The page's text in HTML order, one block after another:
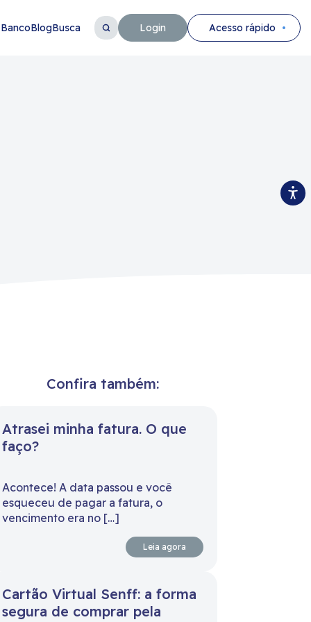
BlogBusca Login Acesso rápido
Confira também:
Atrasei minha fatura. O que
faço?
Acontece! A data passou e você
esqueceu de pagar a fatura, o
vencimento era no […]
Leia agora
Cartão Virtual Senff: a forma
segura de comprar pela